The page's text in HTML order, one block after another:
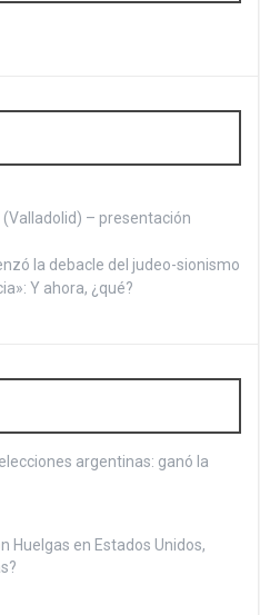
(Valladolid) – presentación
la debacle del judeo-sionismo
Y ahora, ¿qué?
elecciones argentinas: ganó la
Huelgas en Estados Unidos,